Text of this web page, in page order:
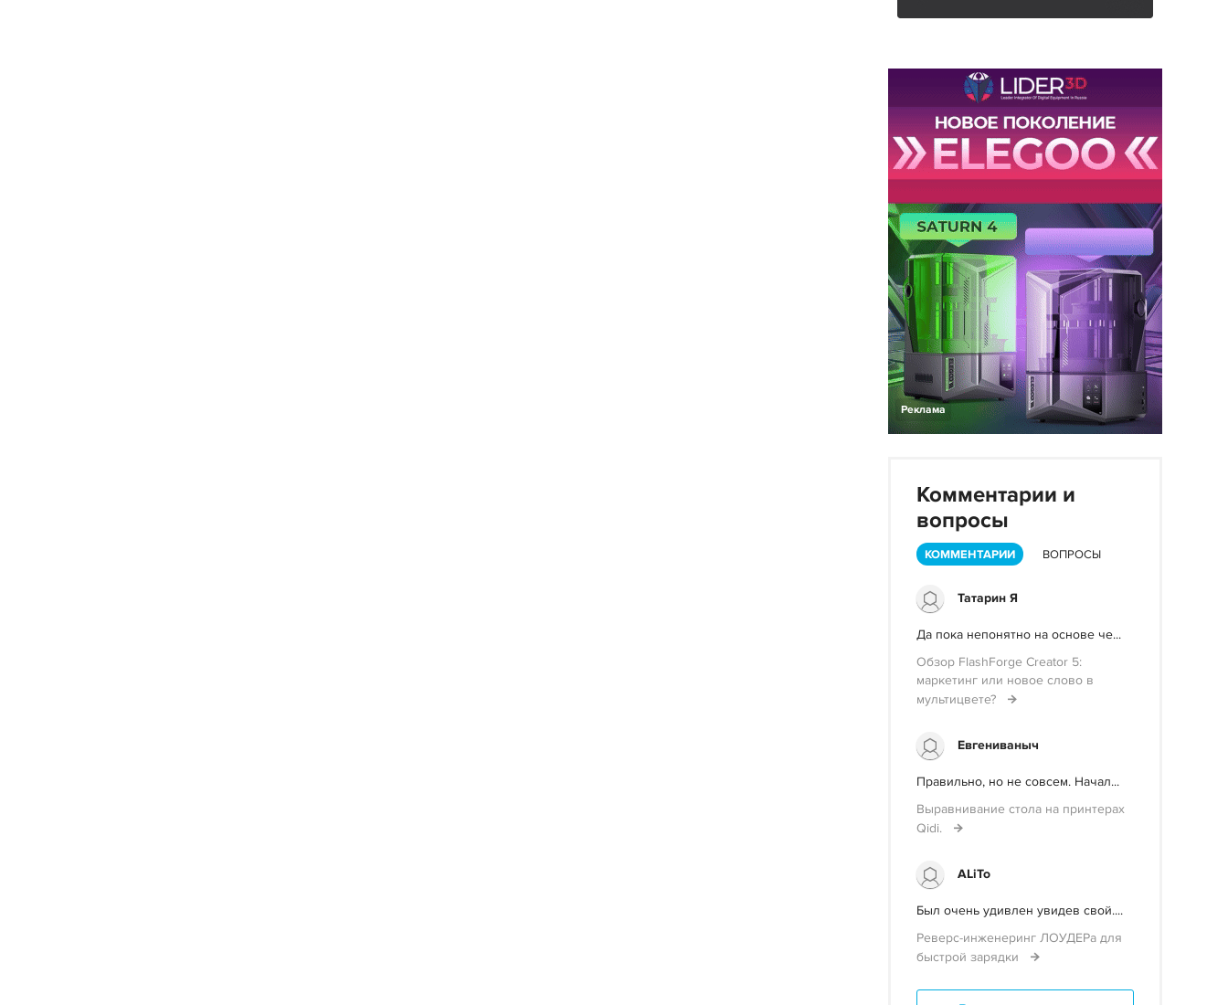
Реклама
Комментарии и
вопросы
КОММЕНТАРИИ ВОПРОСЫ
Татарин Я
Да пока непонятно на основе че...
Обзор FlashForge Creator 5:
маркетинг или новое слово в
мультицвете?
Евгениваныч
Правильно, но не совсем. Начал...
Выравнивание стола на принтерах
Qidi.
ALiTo
Был очень удивлен увидев свой....
Реверс-инженеринг ЛОУДЕРа для
быстрой зарядки